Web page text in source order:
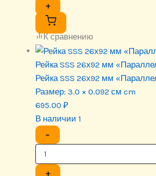
+
К сравнению
Рейка SSS 26х92 мм
Рейка SSS 26х92 мм
Размер: 3.0 × 0.092 см cm
695.00 ₽
В наличии 1
−
+